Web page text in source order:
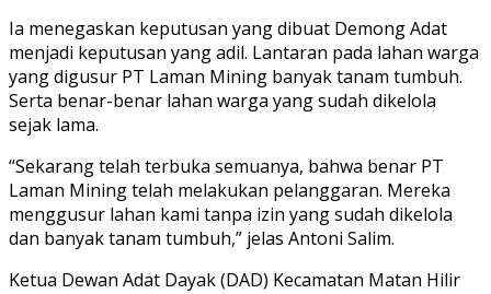
Ia menegaskan keputusan yang dibuat Demong Adat
menjadi keputusan yang adil. Lantaran pada lahan warga
yang digusur PT Laman Mining banyak tanam tumbuh.
Serta benar-benar lahan warga yang sudah dikelola
sejak lama.
“Sekarang telah terbuka semuanya, bahwa benar PT
Laman Mining telah melakukan pelanggaran. Mereka
menggusur lahan kami tanpa izin yang sudah dikelola
dan banyak tanam tumbuh,” jelas Antoni Salim.
Ketua Dewan Adat Dayak (DAD) Kecamatan Matan Hilir